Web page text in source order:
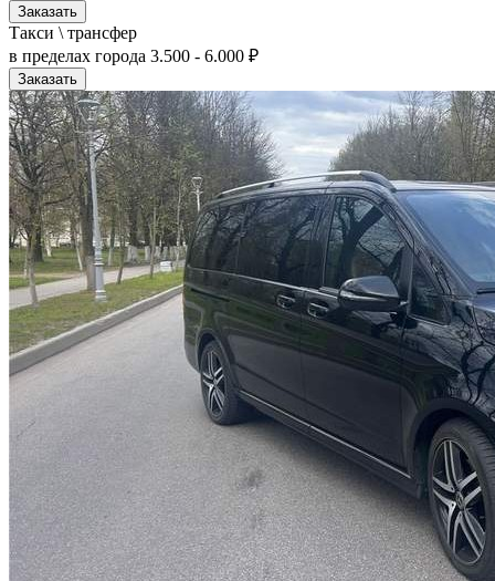
Заказать
Такси \ трансфер
в пределах города 3.500 - 6.000 ₽
Заказать